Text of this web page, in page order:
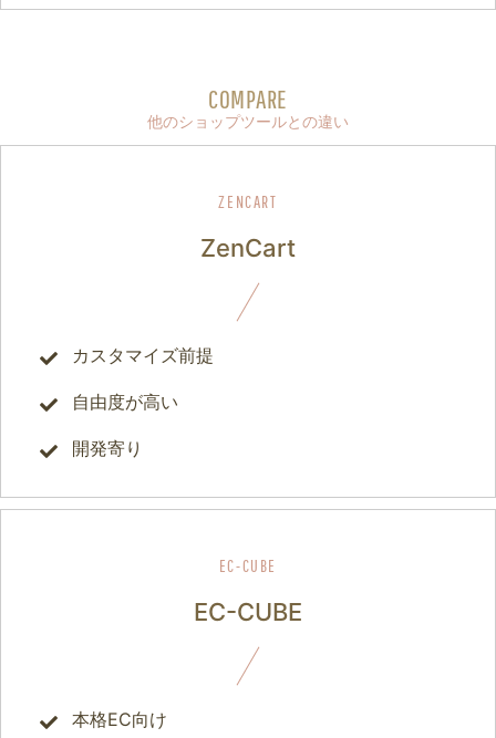
COMPARE
他のショップツールとの違い
ZenCart
カスタマイズ前提
自由度が高い
開発寄り
EC-CUBE
本格EC向け